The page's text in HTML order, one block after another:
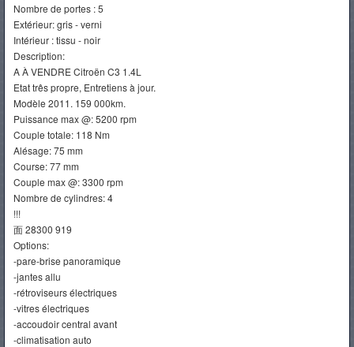
Nombre de portes : 5
Extérieur: gris - verni
Intérieur : tissu - noir
Description:
A À VENDRE Citroën C3 1.4L
Etat três propre, Entretiens à jour.
Modèle 2011. 159 000km.
Puissance max @: 5200 rpm
Couple totale: 118 Nm
Alésage: 75 mm
Course: 77 mm
Couple max @: 3300 rpm
Nombre de cylindres: 4
!!!
面 28300 919
Options:
-pare-brise panoramique
-jantes allu
-rétroviseurs électriques
-vitres électriques
-accoudoir central avant
-climatisation auto